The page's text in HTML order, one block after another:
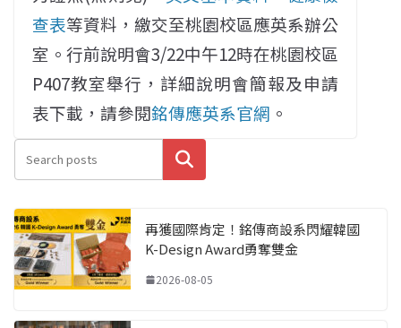
查表等資料，繳交至桃園校區應英系辦公
室。行前說明會3/22中午12時在桃園校區
P407教室舉行，詳細說明會簡報及申請
表下載，請參閱銘傳應英系官網 。
搜尋
再獲國際肯定！銘傳商設系閃耀韓國
K-Design Award勇奪雙金
2026-08-05